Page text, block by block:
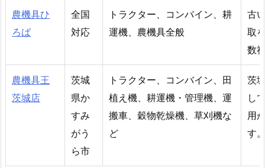
農機具ひ
ろば
全国
対応
トラクター、コンバイン、耕
運機、農機具全般
古
取
数
農機具王
茨城店
茨城
県か
すみ
がう
ら市
トラクター、コンバイン、田
植え機、耕運機・管理機、運
搬車、穀物乾燥機、草刈機な
ど
茨
し
用
す